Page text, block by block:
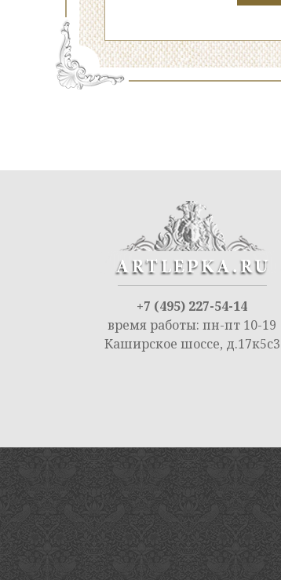
+7 (495) 227-54-14
время работы: пн-пт 10-19
Каширское шоссе, д.17к5с3